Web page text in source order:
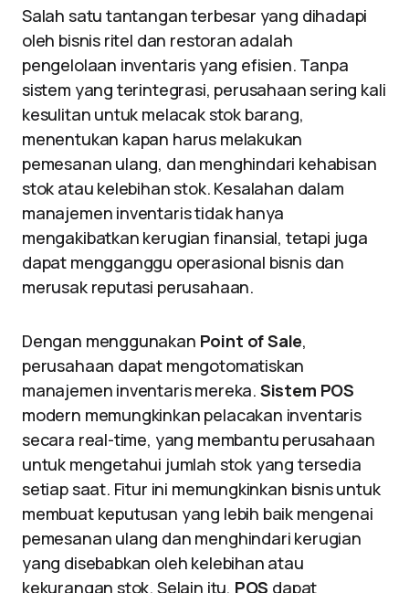
Salah satu tantangan terbesar yang dihadapi
oleh bisnis ritel dan restoran adalah
pengelolaan inventaris yang efisien. Tanpa
sistem yang terintegrasi, perusahaan sering kali
kesulitan untuk melacak stok barang,
menentukan kapan harus melakukan
pemesanan ulang, dan menghindari kehabisan
stok atau kelebihan stok. Kesalahan dalam
manajemen inventaris tidak hanya
mengakibatkan kerugian finansial, tetapi juga
dapat mengganggu operasional bisnis dan
merusak reputasi perusahaan.
Dengan menggunakan Point of Sale,
perusahaan dapat mengotomatiskan
manajemen inventaris mereka. Sistem POS
modern memungkinkan pelacakan inventaris
secara real-time, yang membantu perusahaan
untuk mengetahui jumlah stok yang tersedia
setiap saat. Fitur ini memungkinkan bisnis untuk
membuat keputusan yang lebih baik mengenai
pemesanan ulang dan menghindari kerugian
yang disebabkan oleh kelebihan atau
kekurangan stok. Selain itu, POS dapat